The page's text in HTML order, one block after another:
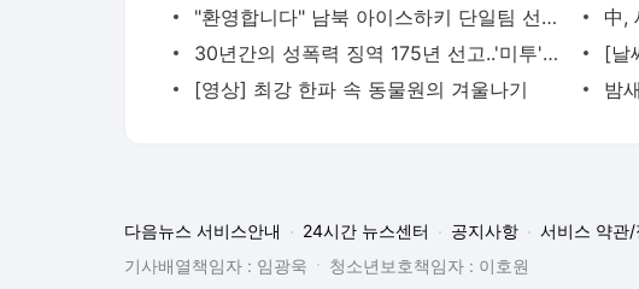
"환영합니다" 남북 아이스하키 단일팀 선수촌에서 첫 만남
30년간의 성폭력 징역 175년 선고..'미투'가 바꿨다
[영상] 최강 한파 속 동물원의 겨울나기
밤
다음뉴스 서비스안내 24시간 뉴스센터 공지사항
서비스 약관/
기사배열책임자 : 임광욱
청소년보호책임자 : 이호원